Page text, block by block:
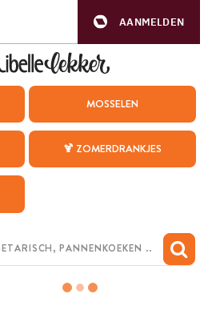
AANMELDEN
MOSSELEN
🍹 ZOMERDRANKJES